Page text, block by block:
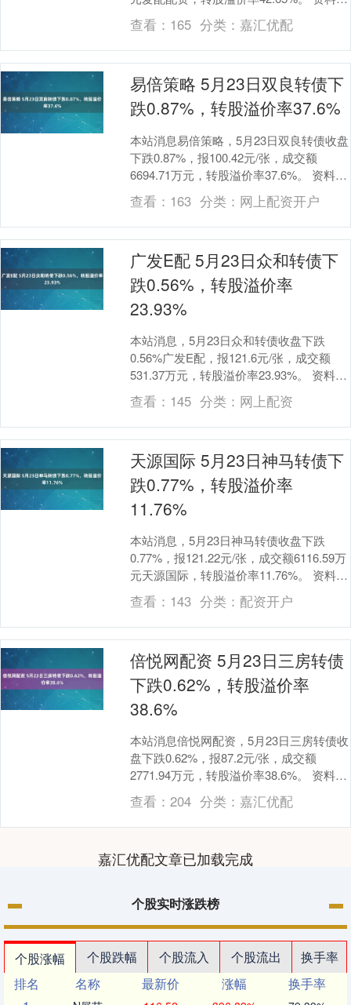
示，特纸转债信用级别为“AA....
查看： 165 分类： 嘉汇优配
易倍策略 5月23日双良转债下
跌0.87%，转股溢价率37.6%
本站消息易倍策略，5月23日双良转债收盘
下跌0.87%，报100.42元/张，成交额
6694.71万元，转股溢价率37.6%。 资料显
示，双良转债信用级别为“A....
查看： 163 分类： 网上配资开户
广发E配 5月23日众和转债下
跌0.56%，转股溢价率
23.93%
本站消息，5月23日众和转债收盘下跌
0.56%广发E配，报121.6元/张，成交额
531.37万元，转股溢价率23.93%。 资料显
示，众和转债信用级别为“AA....
查看： 145 分类： 网上配资
天源国际 5月23日神马转债下
跌0.77%，转股溢价率
11.76%
本站消息，5月23日神马转债收盘下跌
0.77%，报121.22元/张，成交额6116.59万
元天源国际，转股溢价率11.76%。 资料显
示，神马转债信用级别为“....
查看： 143 分类： 配资开户
倍悦网配资 5月23日三房转债
下跌0.62%，转股溢价率
38.6%
本站消息倍悦网配资，5月23日三房转债收
盘下跌0.62%，报87.2元/张，成交额
2771.94万元，转股溢价率38.6%。 资料显
示，三房转债信用级别为“AA....
查看：204 分类： 嘉汇优配
嘉汇优配文章已加载完成
个股实时涨跌榜
个股涨幅 个股跌幅 个股流入 个股流出
换手率
排名
名称 最新价 涨幅
换手率